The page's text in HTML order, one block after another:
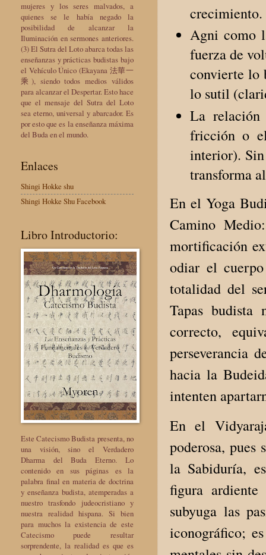
crecimiento.
Agni como
fuerza de
convierte lo
lo sutil
La
fricción o
interior).
transforma
En el Yoga
Camino
mortificación
odiar el
totalidad del
Tapas
correcto,
perseverancia
hacia la
intenten
En el
poderosa, pues
la Sabiduría,
figura
subyuga las
iconográfico;
mujeres y los seres malvados, a
quienes se le había negado la
posibilidad de alcanzar la
Iluminación en sermones anteriores.
(3) El Sutra del Loto abarca todas las
enseñanzas y prácticas budistas bajo
el Vehículo Único (Ekayana 法華一
乘), siendo todos medios válidos
para alcanzar el Despertar. Esto hace
que el mensaje del Sutra del Loto
sea eterno, universal y abarcador. Es
por esto que es la enseñanza máxima
del Buda en el mundo.
Enlaces
Shingi Hokke shu
Shingi Hokke Shu Facebook
Libro Introductorio:
Este Catecismo Budista presenta, no
una visión, sino el Verdadero
Dharma del Buda Eterno. Lo
contenido en sus páginas es la
palabra final en materia de doctrina
y enseñanza budista, atemperadas a
nuestro trasfondo judeocristiano y
nuestra realidad hispana. Si bien
para muchos la existencia de este
Catecismo puede resultar
sorprendente, la realidad es que es